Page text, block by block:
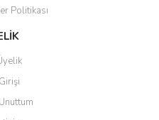
Politikası